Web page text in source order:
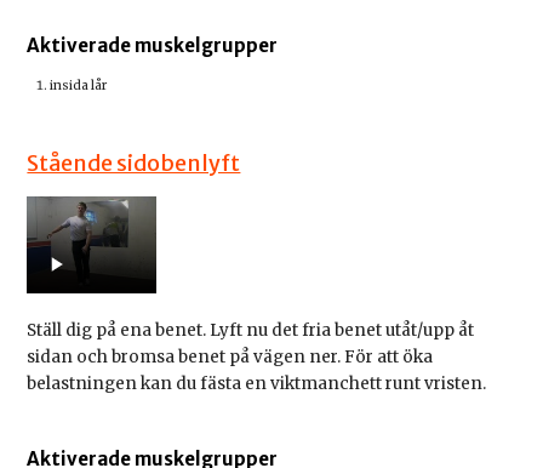
Aktiverade muskelgrupper
insida lår
Stående sidobenlyft
Ställ dig på ena benet. Lyft nu det fria benet utåt/upp åt
sidan och bromsa benet på vägen ner. För att öka
belastningen kan du fästa en viktmanchett runt vristen.
Aktiverade muskelgrupper